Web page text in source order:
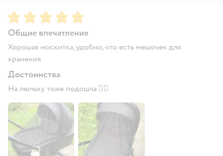
Рейтинг:5
Общие впечатления
Хорошая москитка, удобно, что есть мешочек для
хранения
Достоинства
На люльку тоже подошла 👍🏼